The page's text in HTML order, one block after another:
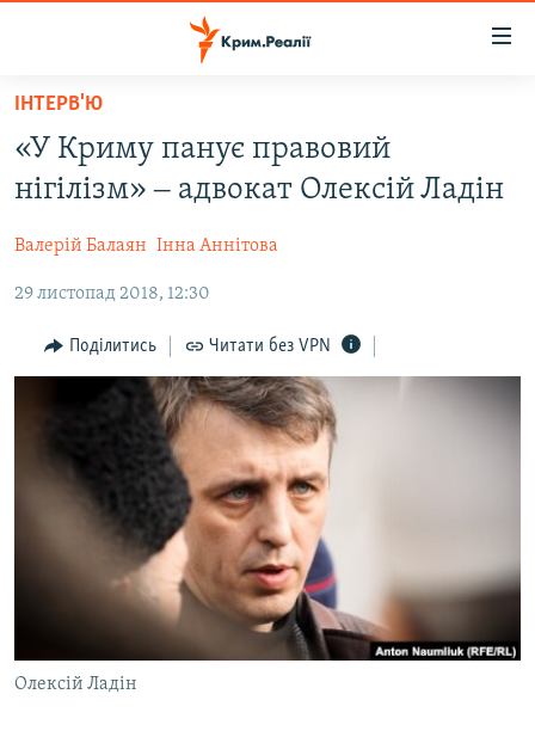
Перейти
основного
матеріалу
до
навігації
Перейти
ВОДА.КРИМ
ПОЛІТИКА
БЛОГИ
ПОГЛЯД
ВСЕ ЗА ДЕНЬ
СПЕЦПРОЕКТИ
ДЕПОРТАЦІЯ
ВІДЕОУРОКИ «ELIFBE»
СВІДЧЕННЯ ОКУПАЦІЇ
ІНФОГРАФІКА
ЯК ОБІЙТИ БЛОКУВАННЯ
ДОЛУЧАЙСЯ!
ІНТЕРВ'Ю
«У Криму панує правовий
нігілізм» ‒ адвокат Олексій Ладін
Валерій Балаян Інна Аннітова
29 листопад 2018, 12:30
Поділитись Читати без VPN
Олексій Ладін